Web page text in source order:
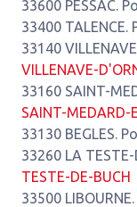
33600 PESSAC.
33400
33140
VILLENAVE-
33160 SAINT-
SAINT-MEDARD-
33130 BEGLES.
33260 LA
TESTE-DE-BUCH
33500